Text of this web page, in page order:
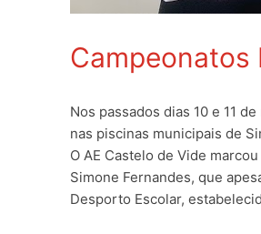
Campeonatos
Nos passados dias 10 e 11
nas piscinas municipais de
O AE Castelo de Vide
Simone Fernandes, que
Desporto Escolar,